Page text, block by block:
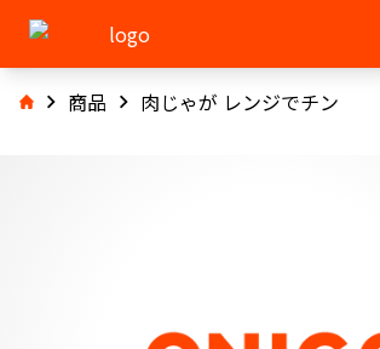
商品 肉じゃが レンジでチン